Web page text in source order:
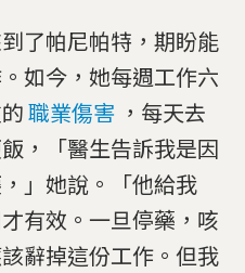
了帕尼帕特，期盼能
如今，她每週工作六
職業傷害 ，每天去
，「醫生告訴我是因
」她說。「他給我
有效。一旦停藥，咳
辭掉這份工作。但我